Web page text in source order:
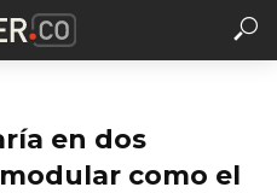
en dos
como el